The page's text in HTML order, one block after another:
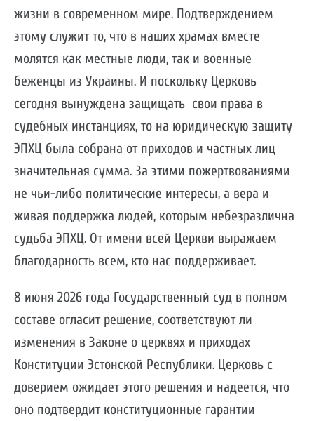
жизни в современном мире. Подтверждением
этому служит то, что в наших храмах вместе
молятся как местные люди, так и военные
беженцы из Украины. И поскольку Церковь
сегодня вынуждена защищать свои права в
судебных инстанциях, то на юридическую защиту
ЭПХЦ была собрана от приходов и частных лиц
значительная сумма. За этими пожертвованиями
не чьи-либо политические интересы, а вера и
живая поддержка людей, которым небезразлична
судьба ЭПХЦ. От имени всей Церкви выражаем
благодарность всем, кто нас поддерживает.
8 июня 2026 года Государственный суд в полном
составе огласит решение, соответствуют ли
изменения в Законе о церквях и приходах
Конституции Эстонской Республики. Церковь с
доверием ожидает этого решения и надеется, что
оно подтвердит конституционные гарантии